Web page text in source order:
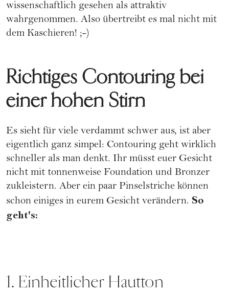
wissenschaftlich gesehen als attraktiv
wahrgenommen. Also übertreibt es mal nicht mit
dem Kaschieren! ;-)
Richtiges Contouring bei
einer hohen Stirn
Es sieht für viele verdammt schwer aus, ist aber
eigentlich ganz simpel: Contouring geht wirklich
schneller als man denkt. Ihr müsst euer Gesicht
nicht mit tonnenweise Foundation und Bronzer
zukleistern. Aber ein paar Pinselstriche können
schon einiges in eurem Gesicht verändern. So
geht's:
1. Einheitlicher Hautton